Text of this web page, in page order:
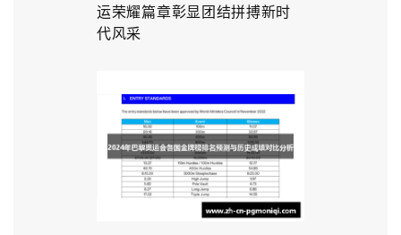
运荣耀篇章彰显团结拼搏新时
代风采